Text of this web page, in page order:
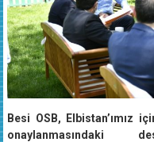
onaylanmasındaki